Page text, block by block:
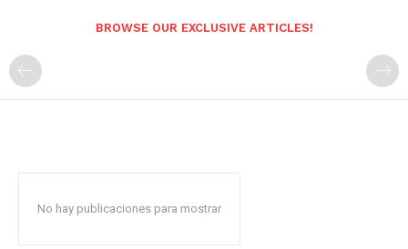
BROWSE OUR EXCLUSIVE ARTICLES!
No hay publicaciones para mostrar